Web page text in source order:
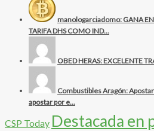
manologarciadomo: GANA
TARIFA DHS COMO IND...
OBED HERAS: EXCELENTE
Combustibles Aragón:
apostar por e...
CSP Today Destacada en